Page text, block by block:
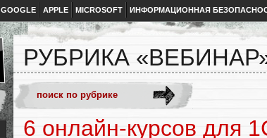
GOOGLE APPLE MICROSOFT ИНФОРМАЦИОННАЯ
РУБРИКА
6 онлайн-курсов для